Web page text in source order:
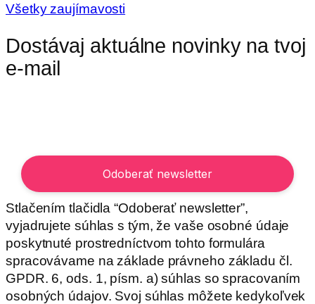
Všetky zaujímavosti
Dostávaj aktuálne novinky na tvoj
e-mail
Stlačením tlačidla “Odoberať newsletter”,
vyjadrujete súhlas s tým, že vaše osobné údaje
poskytnuté prostredníctvom tohto formulára
spracovávame na základe právneho základu čl.
GPDR. 6, ods. 1, písm. a) súhlas so spracovaním
osobných údajov. Svoj súhlas môžete kedykoľvek